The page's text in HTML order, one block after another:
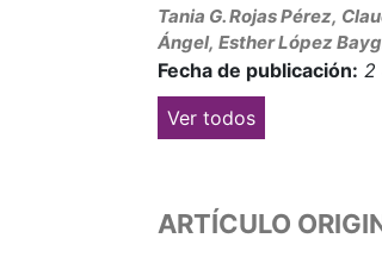
Tania G. Rojas Pérez,
Ángel, Esther López
Fecha de publicación: 2
Ver todos
ARTÍCULO